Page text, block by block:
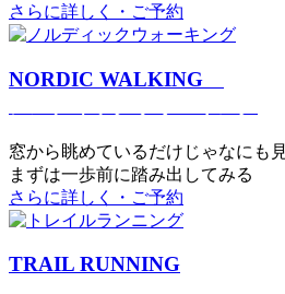
さらに詳しく・ご予約
NORDIC WALKING
窓から眺めているだけじゃなにも
まずは一歩前に踏み出してみる
さらに詳しく・ご予約
TRAIL RUNNING